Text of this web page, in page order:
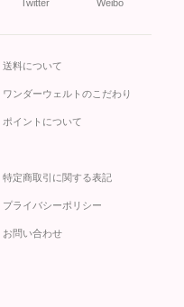
Twitter Weibo
送料について
ワンダーウェルトのこだわり
ポイントについて
特定商取引に関する表記
プライバシーポリシー
お問い合わせ